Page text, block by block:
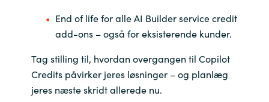
End of life for alle AI Builder service credit
add-ons – også for eksisterende kunder.
Tag stilling til, hvordan overgangen til Copilot
Credits påvirker jeres løsninger – og planlæg
jeres næste skridt allerede nu.